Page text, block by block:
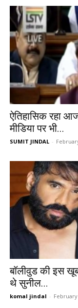
ऐतिहासिक रहा
मीडिया पर भी...
SUMIT JINDAL -
बॉलीवुड की इस
थे सुनील...
komal jindal - February